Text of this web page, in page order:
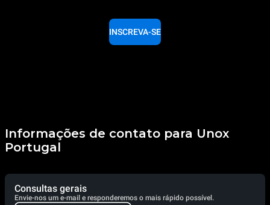
INSCREVA-SE
Informações de contato para Unox
Portugal
Consultas gerais
Envie-nos um e-mail e responderemos o mais rápido possível.